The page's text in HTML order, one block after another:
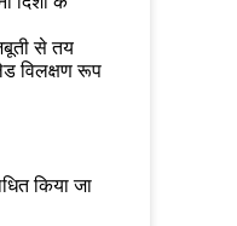
से तय
विलक्षण रूप
किया जा